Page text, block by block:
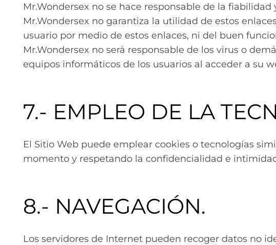
Mr.Wondersex no se hace responsable de la
Mr.Wondersex no garantiza la utilidad de estos
usuario por medio de estos enlaces, ni del buen
Mr.Wondersex no será responsable de los virus o
equipos informáticos de los usuarios al acceder a su
7.- EMPLEO DE LA
El Sitio Web puede emplear cookies o tecnologías
momento y respetando la confidencialidad e
8.- NAVEGACIÓN.
Los servidores de Internet pueden recoger datos no